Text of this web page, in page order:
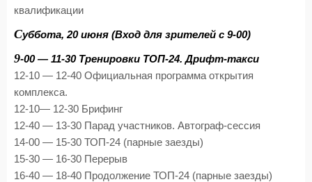
квалификации
Суббота, 20 июня (Вход для зрителей с 9-00)
9-00 — 11-30 Тренировки ТОП-24. Дрифт-такси
12-10 — 12-40 Официальная программа открытия
комплекса.
12-10— 12-30 Брифинг
12-40 — 13-30 Парад участников. Автограф-сессия
14-00 — 15-30 ТОП-24 (парные заезды)
15-30 — 16-30 Перерыв
16-40 — 18-40 Продолжение ТОП-24 (парные заезды)